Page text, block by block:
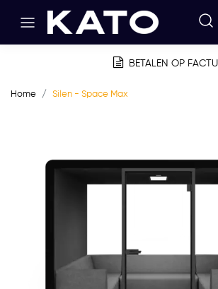
BETALEN OP FACTUUR
Home Silen - Space Max